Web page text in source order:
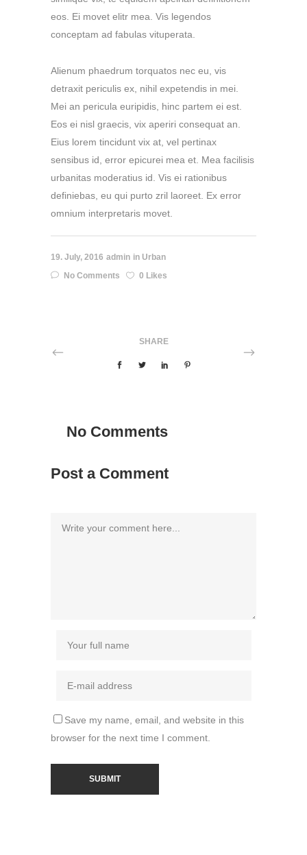
eos. Ei movet elitr mea. Vis legendos
conceptam ad fabulas vituperata.
Alienum phaedrum torquatos nec eu, vis
detraxit periculis ex, nihil expetendis in mei.
Mei an pericula euripidis, hinc partem ei est.
Eos ei nisl graecis, vix aperiri consequat an.
Eius lorem tincidunt vix at, vel pertinax
sensibus id, error epicurei mea et. Mea facilisis
urbanitas moderatius id. Vis ei rationibus
definiebas, eu qui purto zril laoreet. Ex error
omnium interpretaris movet.
19. July, 2016 admin in Urban
No Comments
0 Likes
SHARE
No Comments
Post a Comment
Save my name, email, and website in this
browser for the next time I comment.